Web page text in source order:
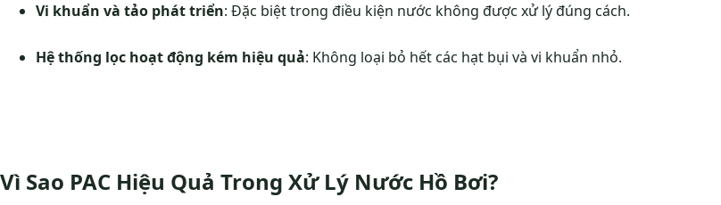
Vi khuẩn và tảo phát triển: Đặc biệt trong điều kiện nước không được xử lý đúng cách.
Hệ thống lọc hoạt động kém hiệu quả: Không loại bỏ hết các hạt bụi và vi khuẩn nhỏ.
Vì Sao PAC Hiệu Quả Trong Xử Lý Nước Hồ Bơi?